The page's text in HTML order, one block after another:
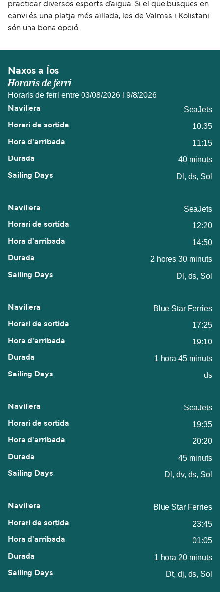
practicar diversos esports d’aigua. Si el que busques en
canvi és una platja més aïllada, les de Valmas i Kolistani
són una bona opció.
Naxos a Íos
Horaris de ferri
Horaris de ferri entre 03/08/2026 i 9/8/2026
SeaJets
10:35
11:15
40 minuts
Dl, ds, Sol
SeaJets
12:20
14:50
2 hores 30 minuts
Dl, ds, Sol
Blue Star Ferries
17:25
19:10
1 hora 45 minuts
ds
SeaJets
19:35
20:20
45 minuts
Dl, dv, ds, Sol
Blue Star Ferries
23:45
01:05
1 hora 20 minuts
Dt, dj, ds, Sol